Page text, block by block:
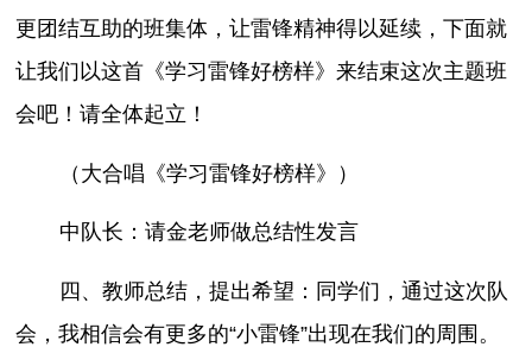
更团结互助的班集体，让雷锋精神得以延续，下面就
让我们以这首《学习雷锋好榜样》来结束这次主题班
会吧！请全体起立！
（大合唱《学习雷锋好榜样》）
中队长：请金老师做总结性发言
四、教师总结，提出希望：同学们，通过这次队
会，我相信会有更多的“小雷锋”出现在我们的周围。